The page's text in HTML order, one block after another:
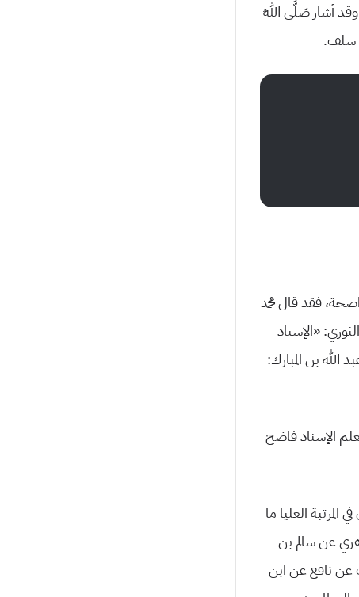
أشار صَلَّى اللهُ
سلف.
فقد قال محمد
«الإسناد
بن المبارك:
الإسناد فاضح
العليا ما
عن سالم بن
عن نافع عن ابن